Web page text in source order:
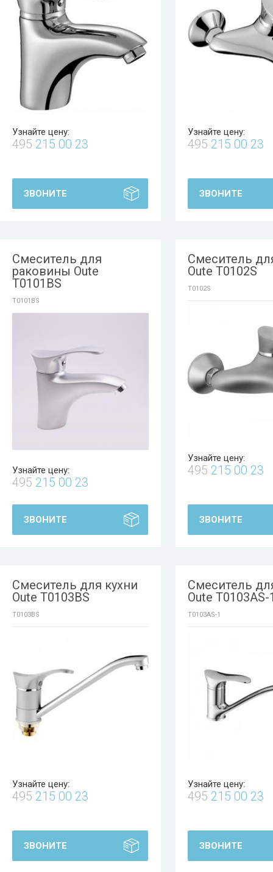
Узнайте цену:
495 215 00 23
ЗВОНИТЕ
Узнайте цену:
495 215 00 23
ЗВОНИТЕ
Смеситель для
раковины Oute
T0101BS
T0101BS
Узнайте цену:
495 215 00 23
ЗВОНИТЕ
Смеситель
Oute T0102S
T0102S
Узнайте цену:
495 215 00 23
ЗВОНИТЕ
Смеситель для кухни
Oute T0103BS
T0103BS
Узнайте цену:
495 215 00 23
ЗВОНИТЕ
Смеситель
Oute T0103AS-
T0103AS-1
Узнайте цену:
495 215 00 23
ЗВОНИТЕ